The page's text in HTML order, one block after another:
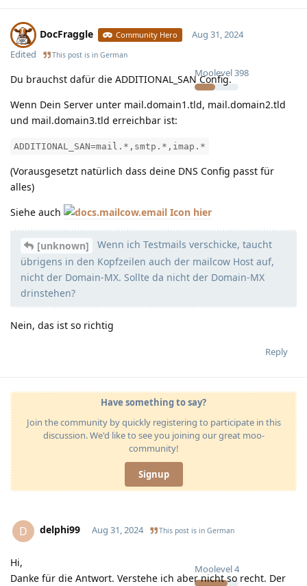
DocFraggle Community Hero
Moolevel398
Aug 31, 2024
Edited
This post is in German
Du brauchst dafür die ADDITIONAL_SAN Config.
Wenn Dein Server unter mail.domain1.tld, mail.domain2.tld
und mail.domain3.tld erreichbar ist:
ADDITIONAL_SAN=mail.*,smtp.*,imap.*
(Vorausgesetzt natürlich dass deine DNS Config passt für
alles)
Siehe auch
hier
[unknown]
Wenn ich Testmails verschicke, taucht
übrigens in den Kopfzeilen auch der mailcow Host auf,
nicht der Domain-MX. Sollte da nicht der Domain-MX
drinstehen?
Nein, das ist so richtig
Reply
Have something to say?
Join the community by quickly registering to participate in this
discussion. We'd like to see you joining our great moo-
community!
Signup
D delphi99
Moolevel4
Aug 31, 2024 This post is in German
Hi,
Danke für die Antwort. Verstehe ich aber nicht so recht. Der